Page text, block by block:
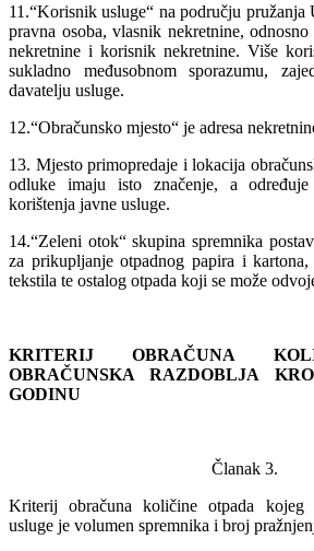
11.“Korisnik usluge“ na području
pravna osoba, vlasnik nekretnine,
nekretnine i korisnik nekretnine. Više
sukladno međusobnom sporazumu,
davatelju usluge.
12.“Obračunsko mjesto“ je adresa
13. Mjesto primopredaje i lokacija
odluke imaju isto značenje, a
korištenja javne usluge.
14.“Zeleni otok“ skupina spremnika
za prikupljanje otpadnog papira i kartona,
tekstila te ostalog otpada koji se može
KRITERIJ OBRAČUNA
OBRAČUNSKA RAZDOBLJA
GODINU
Članak 3.
Kriterij obračuna količine otpada kojeg
usluge je volumen spremnika i broj